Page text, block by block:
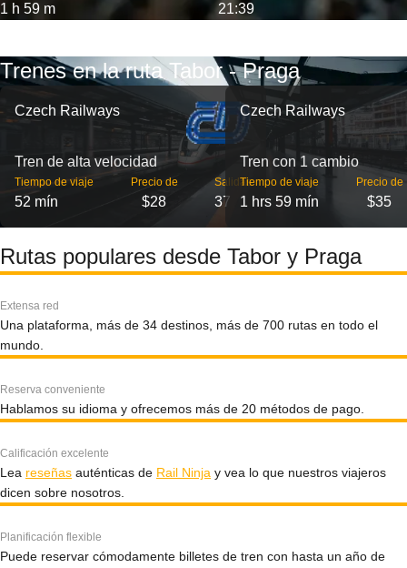
1 h 59 m 21:39
Trenes en la ruta Tabor - Praga
Czech Railways
Tren de alta velocidad
Tiempo de viaje
52 mín
Precio de
$28
Salidas
37
Czech Railways
Tren con 1 cambio
Tiempo de viaje
1 hrs 59 mín
Precio de
$35
Rutas populares desde Tabor y Praga
Extensa red
Una plataforma, más de 34 destinos, más de 700 rutas en todo el
mundo.
Reserva conveniente
Hablamos su idioma y ofrecemos más de 20 métodos de pago.
Calificación excelente
Lea reseñas auténticas de Rail Ninja y vea lo que nuestros viajeros
dicen sobre nosotros.
Planificación flexible
Puede reservar cómodamente billetes de tren con hasta un año de